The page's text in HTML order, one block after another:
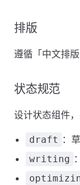
排版
遵循「中文排版
状态规范
设计状态组件
draft ：
writing